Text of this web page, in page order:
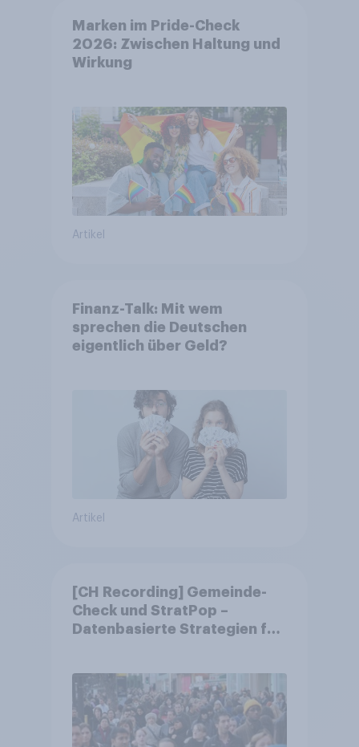
Marken im Pride-Check
2026: Zwischen Haltung und
Wirkung
Artikel
Finanz-Talk: Mit wem
sprechen die Deutschen
eigentlich über Geld?
Artikel
[CH Recording] Gemeinde-
Check und StratPop –
Datenbasierte Strategien für